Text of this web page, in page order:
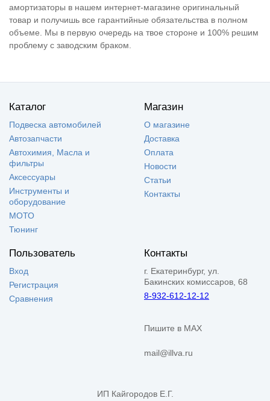
амортизаторы в нашем интернет-магазине оригинальный
товар и получишь все гарантийные обязательства в полном
объеме. Мы в первую очередь на твое стороне и 100% решим
проблему с заводским браком.
Каталог
Подвеска автомобилей
Автозапчасти
Автохимия, Масла и
фильтры
Аксессуары
Инструменты и
оборудование
МОТО
Тюнинг
Магазин
О магазине
Доставка
Оплата
Новости
Статьи
Контакты
Пользователь
Вход
Регистрация
Сравнения
Контакты
г. Екатеринбург, ул.
Бакинских комиссаров, 68
8-932-612-12-12
Пишите в MAX
mail@illva.ru
ИП Кайгородов Е.Г.